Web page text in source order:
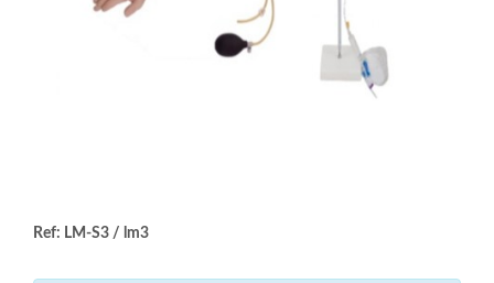
Ref: LM-S3 / lm3